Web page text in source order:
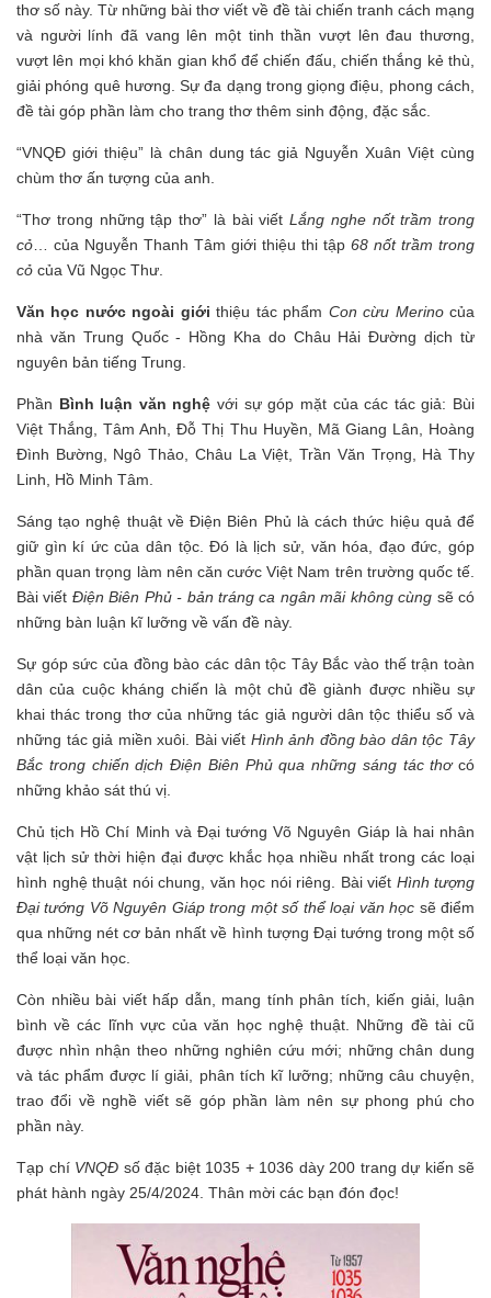
thơ số này. Từ những bài thơ viết về đề tài chiến tranh cách mạng
và người lính đã vang lên một tinh thần vượt lên đau thương,
vượt lên mọi khó khăn gian khổ để chiến đấu, chiến thắng kẻ thù,
giải phóng quê hương. Sự đa dạng trong giọng điệu, phong cách,
đề tài góp phần làm cho trang thơ thêm sinh động, đặc sắc.
“VNQĐ giới thiệu” là chân dung tác giả Nguyễn Xuân Việt cùng
chùm thơ ấn tượng của anh.
“Thơ trong những tập thơ” là bài viết Lắng nghe nốt trầm trong
cỏ… của Nguyễn Thanh Tâm giới thiệu thi tập 68 nốt trầm trong
cỏ của Vũ Ngọc Thư.
Văn học nước ngoài giới thiệu tác phẩm Con cừu Merinocủa
nhà văn Trung Quốc - Hồng Kha do Châu Hải Đường dịch từ
nguyên bản tiếng Trung.
Phần Bình luận văn nghệ với sự góp mặt của các tác giả: Bùi
Việt Thắng, Tâm Anh, Đỗ Thị Thu Huyền, Mã Giang Lân, Hoàng
Đình Bường, Ngô Thảo, Châu La Việt, Trần Văn Trọng, Hà Thy
Linh, Hồ Minh Tâm.
Sáng tạo nghệ thuật về Điện Biên Phủ là cách thức hiệu quả để
giữ gìn kí ức của dân tộc. Đó là lịch sử, văn hóa, đạo đức, góp
phần quan trọng làm nên căn cước Việt Nam trên trường quốc tế.
Bài viết Điện Biên Phủ - bản tráng ca ngân mãi không cùng sẽ có
những bàn luận kĩ lưỡng về vấn đề này.
Sự góp sức của đồng bào các dân tộc Tây Bắc vào thế trận toàn
dân của cuộc kháng chiến là một chủ đề giành được nhiều sự
khai thác trong thơ của những tác giả người dân tộc thiểu số và
những tác giả miền xuôi. Bài viết Hình ảnh đồng bào dân tộc Tây
Bắc trong chiến dịch Điện Biên Phủ qua những sáng tác thơcó
những khảo sát thú vị.
Chủ tịch Hồ Chí Minh và Đại tướng Võ Nguyên Giáp là hai nhân
vật lịch sử thời hiện đại được khắc họa nhiều nhất trong các loại
hình nghệ thuật nói chung, văn học nói riêng. Bài viết Hình tượng
Đại tướng Võ Nguyên Giáp trong một số thể loại văn học sẽ điểm
qua những nét cơ bản nhất về hình tượng Đại tướng trong một số
thể loại văn học.
Còn nhiều bài viết hấp dẫn, mang tính phân tích, kiến giải, luận
bình về các lĩnh vực của văn học nghệ thuật. Những đề tài cũ
được nhìn nhận theo những nghiên cứu mới; những chân dung
và tác phẩm được lí giải, phân tích kĩ lưỡng; những câu chuyện,
trao đổi về nghề viết sẽ góp phần làm nên sự phong phú cho
phần này.
Tạp chí VNQĐ số đặc biệt 1035 + 1036 dày 200 trang dự kiến sẽ
phát hành ngày 25/4/2024. Thân mời các bạn đón đọc!